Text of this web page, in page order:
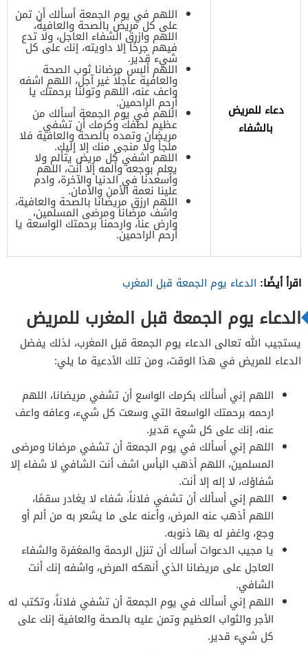
دعاء للمريض
بالشفاء
اللهم في يوم الجمعة أسألك أن تمن
على كل مريض بالصحة والعافية،
اللهم وازرق الشفاء العاجل، ولا تدع
فيهم جرحًا إلا داويته، إنك على كل
شيء قدير.
اللهم ألبس مرضانا ثوب الصحة
والعافية عاجلًا غير آجل، اللهم اشفه
واعف عنه، اللهم وتولنا برحمتك يا
أرحم الراحمين.
اللهم في يوم الجمعة أسألك من
عظيم لطفك وكرمك أن تشفي
مريضان وتمده بالصحة والعافية فلا
ملجأ ولا منجى منك إلا إليك.
اللهم اشفي كل مريض يتألم ولا
يعلم بوجعه وألمه إلا أنت، اللهم
وأسعدنا في الدنيا والآخرة، وادم
علينا نعمة الأمن والأمان.
اللهم ارزق مريضانا بالصحة والعافية،
واشف مرضانا ومرضى المسلمين،
وارض عنا، وارحمنا برحمتك الواسعة يا
أرحم الراحمين.
اقرأ أيضًا: الدعاء يوم الجمعة قبل المغرب
الدعاء يوم الجمعة قبل المغرب للمريض
يستجيب الله تعالى الدعاء يوم الجمعة قبل المغرب، لذلك يفضل
الدعاء للمريض في هذا الوقت، ومن تلك الأدعية ما يلي:
اللهم إني أسألك بكرمك الواسع أن تشفي مريضانا، اللهم
ارحمه برحمتك الواسعة التي وسعت كل شيء، وعافه واعف
عنه، إنك على كل شيء قدير.
اللهم إني أسألك في يوم الجمعة أن تشفي مرضانا ومرضى
المسلمين، اللهم أذهب البأس اشف أنت الشافي لا شفاء إلا
شفاؤك، لا إله إلا أنت.
اللهم إني أسألك أن تشفي فلاناً، شفاء لا يغادر سقمًا،
اللهم أذهب عنه المرض، وأعنه على ما يشعر به من ألم أو
وجع، واغفر له بها ذنوبه.
يا مجيب الدعوات أسألك أن تنزل الرحمة والمغفرة والشفاء
العاجل على مريضانا الذي أنهكه المرض، واشفه إنك أنت
الشافي.
اللهم إني أسألك في يوم الجمعة أن تشفي فلاناً، وتكتب له
الأجر والثواب العظيم وتمن عليه بالصحة والعافية إنك على
كل شيء قدير.